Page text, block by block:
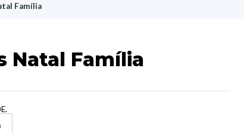
Família
Natal Família